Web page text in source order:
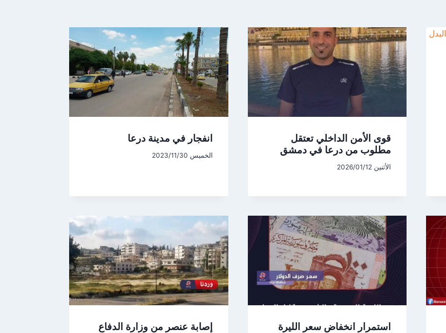
قوى الأمن الداخلي تعتقل
مطلوب من درعا في دمشق
الأثنين 2026/01/12
انفجار في مدينة درعا
الخميس 2023/11/30
استمرار انخفاض سعر الليرة
إصابة عنصر من وزارة الدفاع